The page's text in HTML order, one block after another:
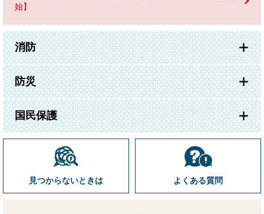
始】
消防
防災
国民保護
見つからないときは よくある質問